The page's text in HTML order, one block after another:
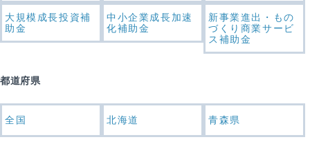
大規模成長投資補
助金
中小企業成長加速
化補助金
新事業進出・もの
づくり商業サービ
ス補助金
都道府県
全国 北海道 青森県